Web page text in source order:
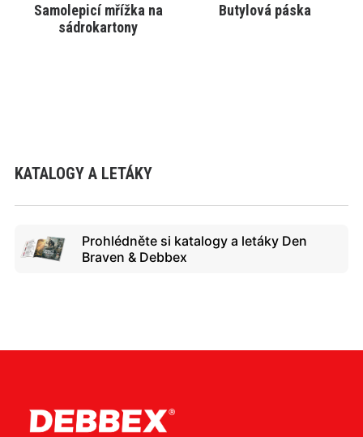
KATALOGY A LETÁKY
Prohlédněte si katalogy a letáky Den
Braven & Debbex
VYBRAT VARIANTU
Samolepicí mřížka na
sádrokartony
VYBRAT VARIANTU
Butylová páska